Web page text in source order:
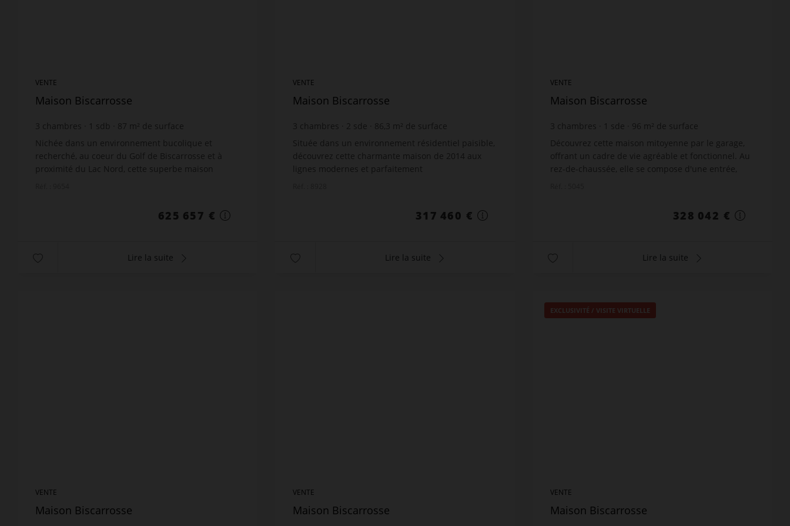
VENTE
Maison Biscarrosse
3 chambres sdb 87 m² de surface
1 039 m² de terrain 7 191,46 € prix / m²
Nichée dans un environnement bucolique et
recherché, au coeur du Golf de Biscarrosse et à
proximité du Lac Nord, cette superbe maison
625 657 €
Lire la suite
VENTE
Maison Biscarrosse
3 chambres 2 sde 86,3 m² de surface
497 m² de terrain 3 678,56 € prix / m²
Située dans un environnement résidentiel paisible,
découvrez cette charmante maison de 2014 aux
lignes modernes et parfaitement
317 460 €
Lire la suite
VENTE
Maison Biscarrosse
3 chambres sde 96 m² de surface
428
m² de terrain 3 417,1 € prix / m²
Découvrez cette maison mitoyenne par le garage,
offrant un cadre de vie agréable et fonctionnel. Au
rez-de-chaussée, elle se compose d'une entrée,
328 042 €
Lire la suite
VENTE
Maison Biscarrosse
VENTE
Maison Biscarrosse
EXCLUSIVITÉ / VISITE VIRTUELLE
VENTE
Maison Biscarrosse